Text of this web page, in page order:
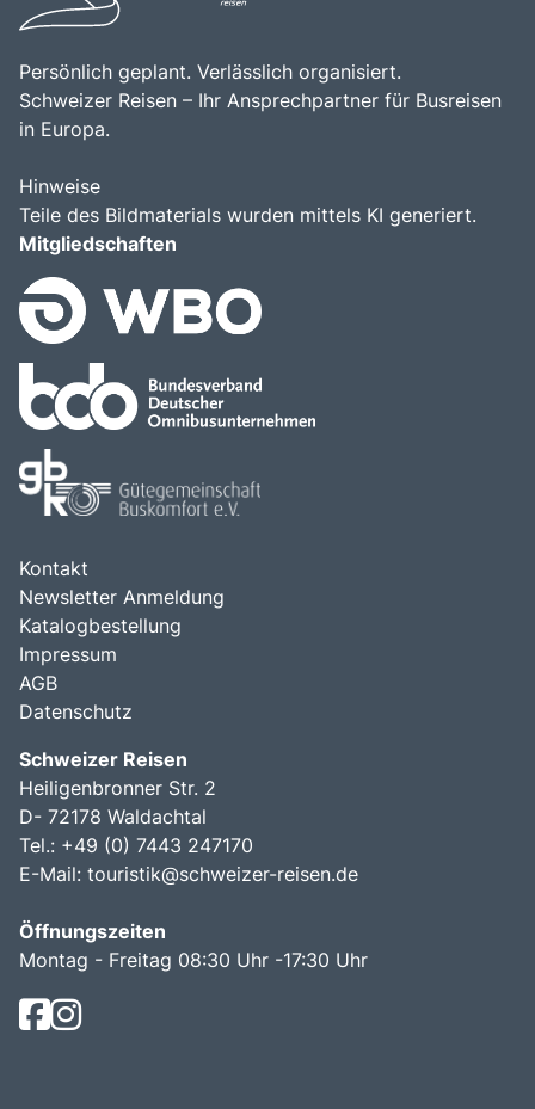
Persönlich geplant. Verlässlich organisiert.
Schweizer Reisen – Ihr Ansprechpartner für Busreisen
in Europa.
Hinweise
Teile des Bildmaterials wurden mittels KI generiert.
Mitgliedschaften
Kontakt
Newsletter Anmeldung
Katalogbestellung
Impressum
AGB
Datenschutz
Schweizer Reisen
Heiligenbronner Str. 2
D- 72178 Waldachtal
Tel.: +49 (0) 7443 247170
E-Mail: touristik@schweizer-reisen.de
Öffnungszeiten
Montag - Freitag 08:30 Uhr -17:30 Uhr